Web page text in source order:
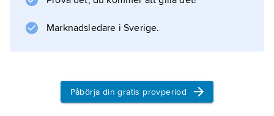
länge spelat en stor och ibland avgörande
politisk roll. I unionsfrågan intog han en fast
hållning och hävdade med
Marknadsledare i Sverige.
Påbörja din gratis provperiod